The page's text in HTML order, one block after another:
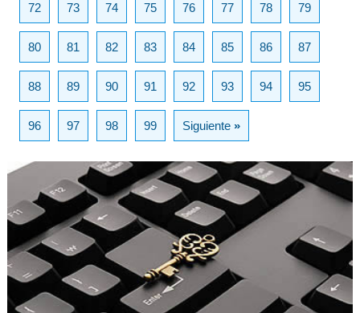
72 73 74 75 76 77 78 79
80 81 82 83 84 85 86 87
88 89 90 91 92 93 94 95
96 97 98 99 Siguiente»